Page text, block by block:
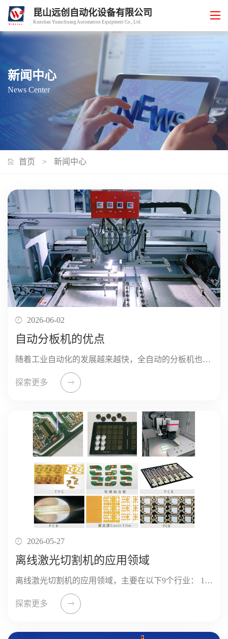
昆山远创自动化设备有限公司
Kunshan Yuanchuang Automation Equipment Co., Ltd.
新闻中心
News Center
首页 > 新闻中心
2026-06-02
自动分板机的优点
随着工业自动化的发展越来越快，全自动的分板机也越来越多的被应用到电子产品制造业当中。分板机技术也在不断的发展，它们在使用过程中各有优势，但是对于自动分板机来讲，它的主要优势如下： ...
探索更多
2026-05-27
离线激光切割机的应用领域
离线激光切割机的应用领域，主要在以下9个行业： 1、五金钣金行业 2、工程机械 / 农机 3、新能源行业 4、汽车交通行业 5、3C 电子精密五金 6、广告装饰 / 文旅道具 7、医疗器械 8、家具家居 9、...
探索更多